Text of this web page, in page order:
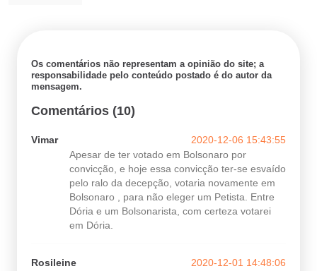
Os comentários não representam a opinião do site; a
responsabilidade pelo conteúdo postado é do autor da
mensagem.
Comentários (10)
Vimar
2020-12-06 15:43:55
Apesar de ter votado em Bolsonaro por
convicção, e hoje essa convicção ter-se esvaído
pelo ralo da decepção, votaria novamente em
Bolsonaro , para não eleger um Petista. Entre
Dória e um Bolsonarista, com certeza votarei
em Dória.
Rosileine
2020-12-01 14:48:06